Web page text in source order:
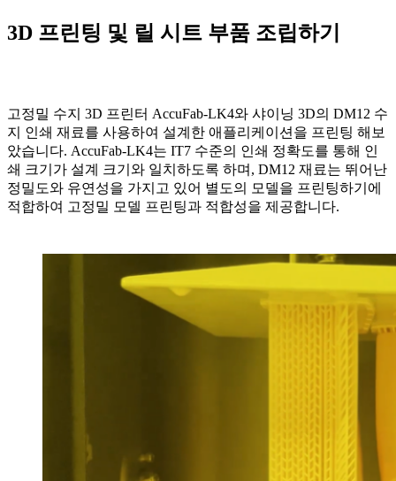
3D 프린팅 및 릴 시트 부품 조립하기
고정밀 수지 3D 프린터 AccuFab-LK4와 샤이닝 3D의 DM12 수
지 인쇄 재료를 사용하여 설계한 애플리케이션을 프린팅 해보
았습니다. AccuFab-LK4는 IT7 수준의 인쇄 정확도를 통해 인
쇄 크기가 설계 크기와 일치하도록 하며, DM12 재료는 뛰어난
정밀도와 유연성을 가지고 있어 별도의 모델을 프린팅하기에
적합하여 고정밀 모델 프린팅과 적합성을 제공합니다.